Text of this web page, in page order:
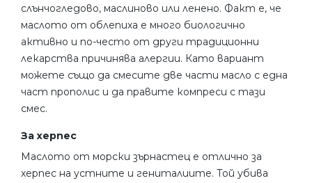
слънчогледово, маслиново или ленено. Факт е, че
маслото от облепиха е много биологично
активно и по-често от други традиционни
лекарства причинява алергии. Като вариант
можете също да смесите две части масло с една
част прополис и да правите компреси с тази
смес.
За херпес
Маслото от морски зърнастец е отлично за
херпес на устните и гениталиите. Той убива